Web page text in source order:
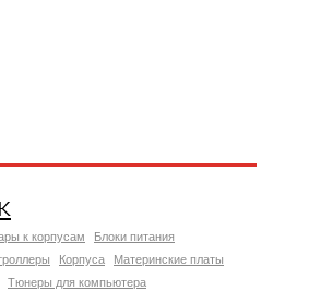
к корпусам
Блоки питания
Корпуса
Материнские платы
Тюнеры для компьютера